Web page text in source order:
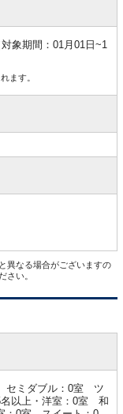
象期間：01月01日~1
ます。
異なる場合がございますの
さい。
セミダブル：0室 ツ
以上・洋室：0室 和